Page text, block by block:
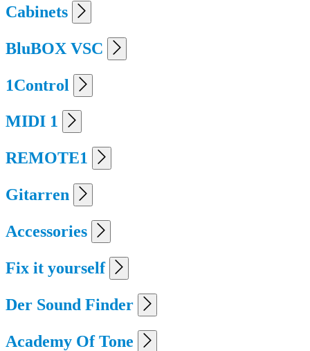
Cabinets
BluBOX VSC
1Control
MIDI 1
REMOTE1
Gitarren
Accessories
Fix it yourself
Der Sound Finder
Academy Of Tone